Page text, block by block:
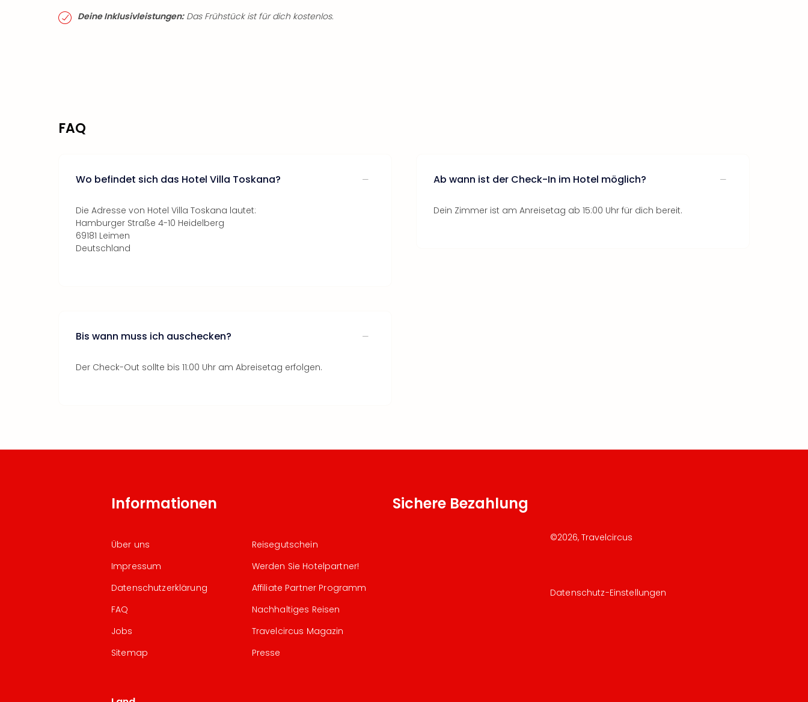
Deine Inklusivleistungen:Das Frühstück ist für dich kostenlos.
FAQ
Wo befindet sich das Hotel Villa Toskana?
Die Adresse von Hotel Villa Toskana lautet:
Hamburger Straße 4-10 Heidelberg
69181 Leimen
Deutschland
Bis wann muss ich auschecken?
Der Check-Out sollte bis 11:00 Uhr am Abreisetag erfolgen.
Ab wann ist der Check-In im Hotel möglich?
Dein Zimmer ist am Anreisetag ab 15:00 Uhr für dich bereit.
Informationen
Über uns
Impressum
Datenschutzerklärung
FAQ
Jobs
Sitemap
Reisegutschein
Werden Sie Hotelpartner!
Affiliate Partner Programm
Nachhaltiges Reisen
Travelcircus Magazin
Presse
Sichere Bezahlung
©2026, Travelcircus
Datenschutz-Einstellungen